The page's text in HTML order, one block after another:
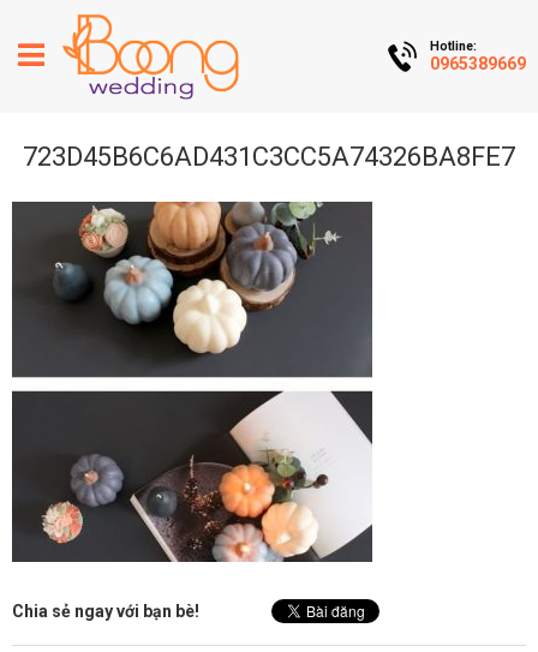
Hotline:
0965389669
723D45B6C6AD431C3CC5A74326BA8FE7
Chia sẻ ngay với bạn bè!